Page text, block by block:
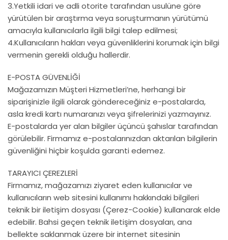
3.Yetkili idari ve adli otorite tarafından usulüne göre
yürütülen bir araştırma veya soruşturmanın yürütümü
amacıyla kullanıcılarla ilgili bilgi talep edilmesi;
4.Kullanıcıların hakları veya güvenliklerini korumak için bilgi
vermenin gerekli olduğu hallerdir.
E-POSTA GÜVENLİĞİ
Mağazamızın Müşteri Hizmetleri’ne, herhangi bir
siparişinizle ilgili olarak göndereceğiniz e-postalarda,
asla kredi kartı numaranızı veya şifrelerinizi yazmayınız.
E-postalarda yer alan bilgiler üçüncü şahıslar tarafından
görülebilir. Firmamız e-postalarınızdan aktarılan bilgilerin
güvenliğini hiçbir koşulda garanti edemez.
TARAYICI ÇEREZLERİ
Firmamız, mağazamızı ziyaret eden kullanıcılar ve
kullanıcıların web sitesini kullanımı hakkındaki bilgileri
teknik bir iletişim dosyası (Çerez-Cookie) kullanarak elde
edebilir. Bahsi geçen teknik iletişim dosyaları, ana
bellekte saklanmak üzere bir internet sitesinin